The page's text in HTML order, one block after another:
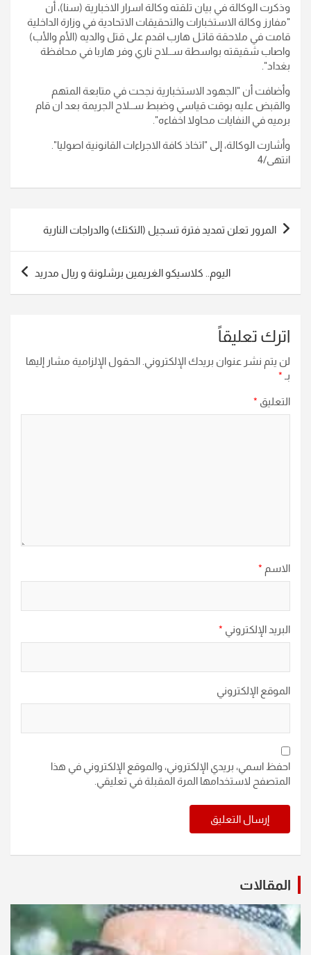
وذكرت الوكالة في بيان تلقته وكالة اسرار الاخبارية (سنا)، أن
"مفارز وكالة الاستخبارات والتحقيقات الاتحادية في وزارة الداخلية
قامت في ملاحقة قاتـل هارب اقدم على قتل والديه (الأم والأب)
واصاب شقيقته بواسطة ســلاح ناري وفر هاربا في محافظة
بغداد".
وأضافت أن "الجهود الاستخبارية نجحت في متابعة المتهم
والقبض عليه بوقت قياسي وضبط ســلاح الجريمة بعد ان قام
برميه في النفايات محاولا اخفاءه".
وأشارت الوكالة، إلى "اتخاذ كافة الاجراءات القانونية اصوليا".
انتهى/4
تصفّح
المقالات
المرور تعلن تمديد فترة تسجيل (التكتك) والدراجات النارية
اليوم.. كلاسيكو الغريمين برشلونة و ريال مدريد
اترك تعليقاً
لن يتم نشر عنوان بريدك الإلكتروني. الحقول الإلزامية مشار إليها
بـ *
التعليق *
الاسم *
البريد الإلكتروني *
الموقع الإلكتروني
احفظ اسمي، بريدي الإلكتروني، والموقع الإلكتروني في هذا
المتصفح لاستخدامها المرة المقبلة في تعليقي.
المقالات